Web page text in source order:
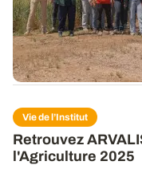
d'expérimentation
accueilli la remise des
09 JUIN 2026
Vie de l’Institut
Retrouvez
l'Agriculture 2025